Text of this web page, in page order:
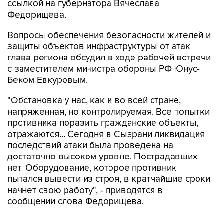
ссылкой на губернатора Вячеслава
Федорищева.
Вопросы обеспечения безопасности жителей и
защиты объектов инфраструктуры от атак
глава региона обсудил в ходе рабочей встречи
с заместителем министра обороны РФ Юнус-
Беком Евкуровым.
"Обстановка у нас, как и во всей стране,
напряженная, но контролируемая. Все попытки
противника поразить гражданские объекты,
отражаются... Сегодня в Сызрани ликвидация
последствий атаки была проведена на
достаточно высоком уровне. Пострадавших
нет. Оборудование, которое противник
пытался вывести из строя, в кратчайшие сроки
начнет свою работу", - приводятся в
сообщении слова Федорищева.